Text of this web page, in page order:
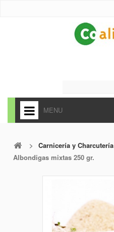
MENU
ALIMENTACIÓN
CARNICERÍA Y CHARCUTERÍA
> Carnicería y Charcutería
Albondigas mixtas 250 gr.